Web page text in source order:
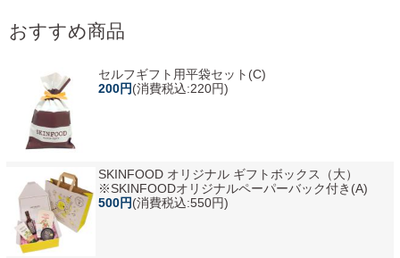
おすすめ商品
セルフギフト用平袋セット(C)
200円(消費税込:220円)
SKINFOOD オリジナル ギフトボックス（大）
※SKINFOODオリジナルペーパーバック付き(A)
500円(消費税込:550円)